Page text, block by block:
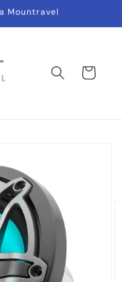
Mountravel
Carrito